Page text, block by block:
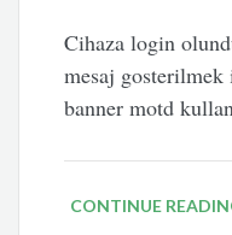
Cihaza login
mesaj
banner motd
CONTINUE